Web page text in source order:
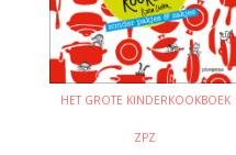
HET GROTE KINDERKOOKBOEK
ZPZ